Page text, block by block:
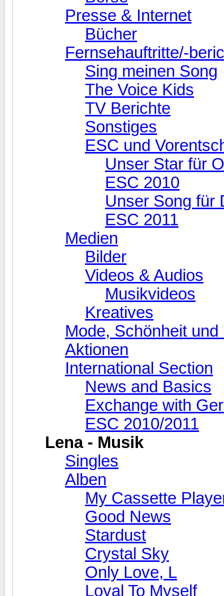
Presse & Internet
Bücher
Fernsehauftritte/-
Sing meinen Song
The Voice Kids
TV Berichte
Sonstiges
ESC und
Unser Star für
ESC 2010
Unser Song für
ESC 2011
Medien
Bilder
Videos & Audios
Musikvideos
Kreatives
Mode, Schönheit und
Aktionen
International Section
News and Basics
Exchange with
ESC 2010/2011
Lena - Musik
Singles
Alben
My Cassette
Good News
Stardust
Crystal Sky
Only Love, L
Loyal To Myself